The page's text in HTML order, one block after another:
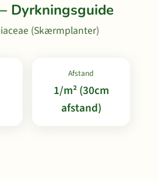
Dyrkningsguide
(Skærmplanter)
Afstand
1/m² (30cm
afstand)